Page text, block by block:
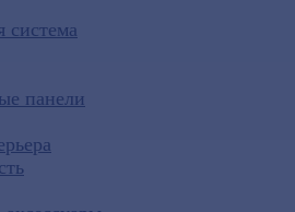
система
панели